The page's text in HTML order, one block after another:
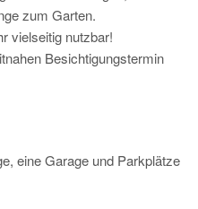
zum Garten.
vielseitig nutzbar!
Besichtigungstermin
eine Garage und Parkplätze